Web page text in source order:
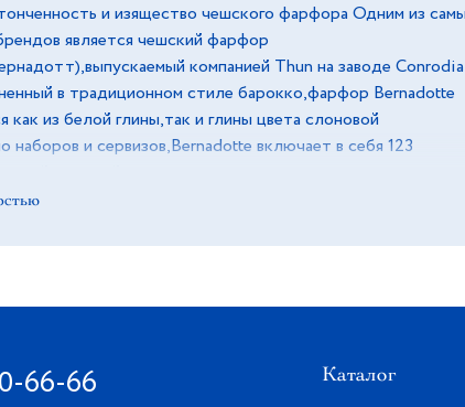
и изящество чешского фарфора Одним из
является чешский фарфор
компанией Thun на заводе Conrodia
в традиционном стиле барокко,фарфор Bernadotte
как из белой глины,так и глины цвета слоновой
наборов и сервизов,Bernadotte включает в себя 123
фарфора в Чехии.
66-66 Каталог